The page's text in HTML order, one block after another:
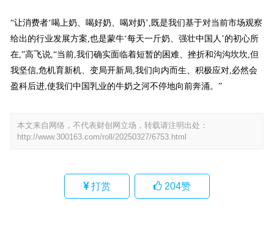
“让消费者‘喝上奶、喝好奶、喝对奶’,既是我们基于对当前市场观察
给出的行业发展方案,也是蒙牛‘每天一斤奶、强壮中国人’的初心所
在,”高飞说,“当前,我们确实面临着短暂的困难、挫折和沟沟坎坎,但
我坚信,危机育新机、变局开新局,我们向内而生、积极应对,必然会
盈科后进,使我们中国乳业的牛奶之河不停地向前奔涌。”
本文来自网络，不代表财创网立场，转载请注明出处：
http://www.300163.com/roll/20250327/6753.html
打赏 204赞